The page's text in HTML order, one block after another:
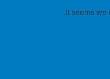
It seems we